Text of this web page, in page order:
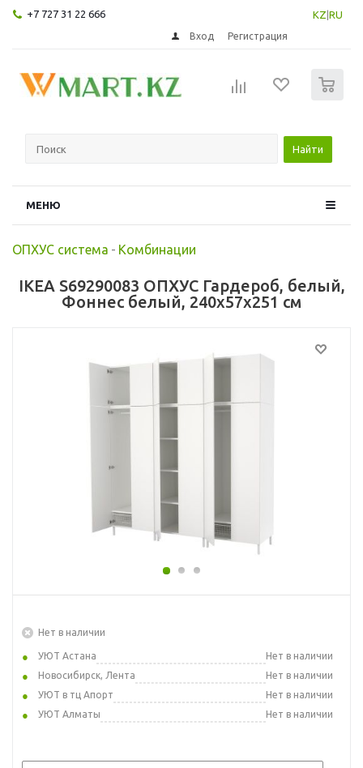
+7 727 31 22 666 KZ RU
Вход Регистрация
Найти
МЕНЮ
ОПХУС система - Комбинации
IKEA S69290083 ОПХУС Гардероб, белый,
Фоннес белый, 240x57x251 см
Нет в наличии
УЮТ Астана
Нет в наличии
Новосибирск, Лента
Нет в наличии
УЮТ в тц Апорт
Нет в наличии
УЮТ Алматы
Нет в наличии